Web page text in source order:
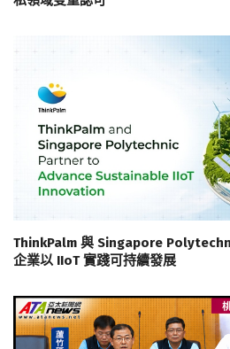
ThinkPalm 與 Singapore
企業以 IIoT 實踐可持續發展